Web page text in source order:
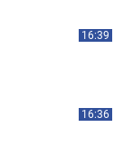
16:39
16:36